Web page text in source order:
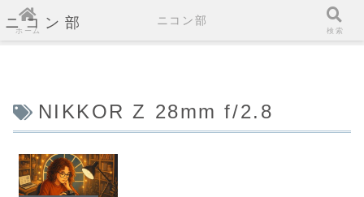
ニコン部
NIKKOR Z 28mm f/2.8
ホーム
ニコン部
検索